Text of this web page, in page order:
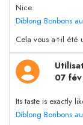
Nice.
Diblong Bonbons
Cela vous a-t-il été
07
Its taste is exactly
Diblong Bonbons